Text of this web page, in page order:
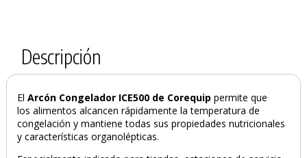
Descripción
El Arcón Congelador ICE500 de Corequippermite que
los alimentos alcancen rápidamente la temperatura de
congelación y mantiene todas sus propiedades nutricionales
y características organolépticas.